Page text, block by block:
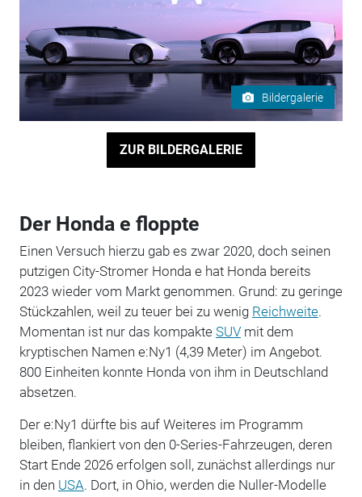
Bildergalerie
ZUR BILDERGALERIE
Der Honda e floppte
Einen Versuch hierzu gab es zwar 2020, doch seinen
putzigen City-Stromer Honda e hat Honda bereits
2023 wieder vom Markt genommen. Grund: zu geringe
Stückzahlen, weil zu teuer bei zu wenig Reichweite.
Momentan ist nur das kompakte SUVmit dem
kryptischen Namen e:Ny1 (4,39 Meter) im Angebot.
800 Einheiten konnte Honda von ihm in Deutschland
absetzen.
Der e:Ny1 dürfte bis auf Weiteres im Programm
bleiben, flankiert von den 0-Series-Fahrzeugen, deren
Start Ende 2026 erfolgen soll, zunächst allerdings nur
in den USA. Dort, in Ohio, werden die Nuller-Modelle